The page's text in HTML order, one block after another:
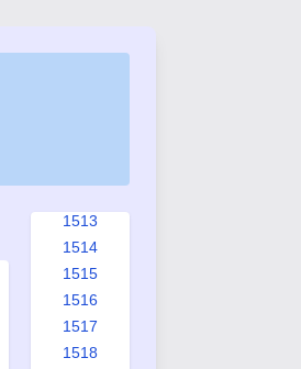
1513
1514
1515
1516
1517
1518